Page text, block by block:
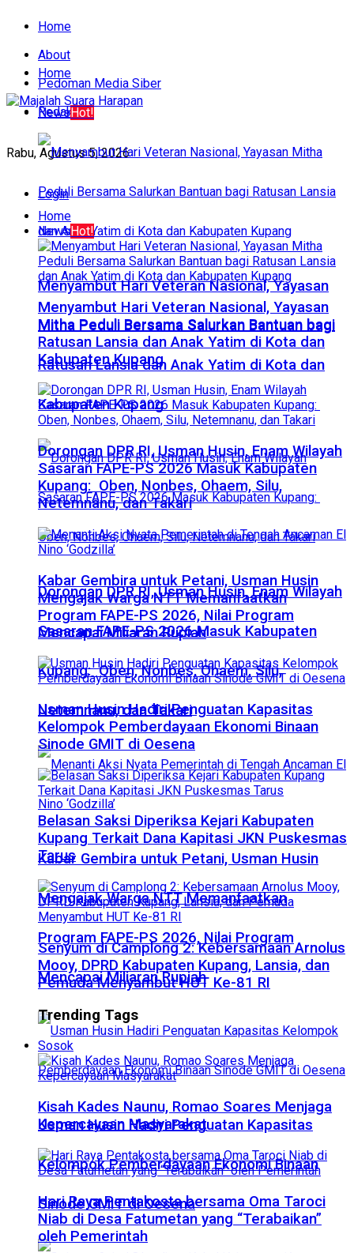
Home
About
Pedoman Media Siber
Redaksi
Rabu, Agustus 5, 2026
Login
Home
NewsHot!
​Menyambut Hari Veteran Nasional, Yayasan
Mitha Peduli Bersama Salurkan Bantuan bagi
Ratusan Lansia dan Anak Yatim di Kota dan
Kabupaten Kupang
Dorongan DPR RI, Usman Husin, Enam Wilayah
Sasaran FAPE-PS 2026 Masuk Kabupaten
Kupang: Oben, Nonbes, Ohaem, Silu,
Netemnanu, dan Takari
Kabar Gembira untuk Petani, Usman Husin
Mengajak Warga NTT Memanfaatkan
Program FAPE-PS 2026, Nilai Program
Mencapai Miliaran Rupiah
​Usman Husin Hadiri Penguatan Kapasitas
Kelompok Pemberdayaan Ekonomi Binaan
Sinode GMIT di Oesena
Home
NewsHot!
​Menyambut Hari Veteran Nasional, Yayasan
Mitha Peduli Bersama Salurkan Bantuan bagi
Ratusan Lansia dan Anak Yatim di Kota dan
Kabupaten Kupang
Dorongan DPR RI, Usman Husin, Enam Wilayah
Sasaran FAPE-PS 2026 Masuk Kabupaten
Kupang: Oben, Nonbes, Ohaem, Silu,
Netemnanu, dan Takari
Kabar Gembira untuk Petani, Usman Husin
Mengajak Warga NTT Memanfaatkan
Program FAPE-PS 2026, Nilai Program
Mencapai Miliaran Rupiah
​Usman Husin Hadiri Penguatan Kapasitas
Kelompok Pemberdayaan Ekonomi Binaan
Sinode GMIT di Oesena
Belasan Saksi Diperiksa Kejari Kabupaten
Kupang Terkait Dana Kapitasi JKN Puskesmas
Tarus
Senyum di Camplong 2: Kebersamaan Arnolus
Mooy, DPRD Kabupaten Kupang, Lansia, dan
Pemuda Menyambut HUT Ke-81 RI
Trending Tags
Sosok
Kisah Kades Naunu, Romao Soares Menjaga
Kepercayaan Masyarakat
Hari Raya Pentakosta bersama Oma Taroci
Niab di Desa Fatumetan yang “Terabaikan”
oleh Pemerintah